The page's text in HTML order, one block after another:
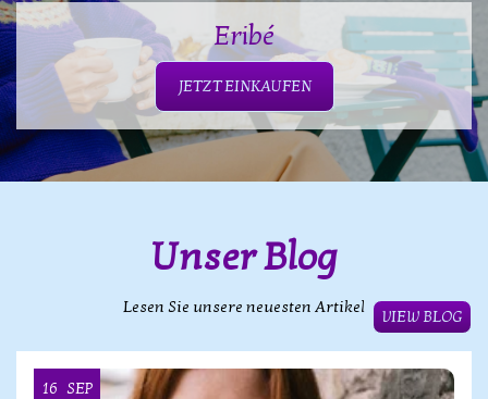
Eribé
JETZT EINKAUFEN
Unser Blog
Lesen Sie unsere neuesten Artikel
VIEW BLOG
16 SEP